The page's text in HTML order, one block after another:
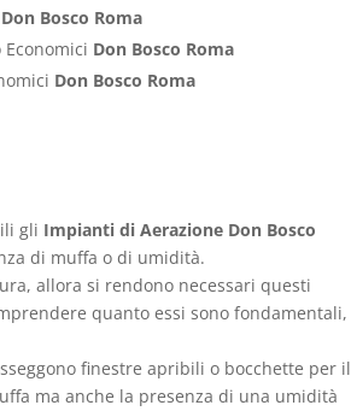
Don Bosco Roma
Don Bosco Roma
Don Bosco Roma
gli Impianti di Aerazione Don Bosco
di muffa o di umidità.
allora si rendono necessari questi
quanto essi sono fondamentali,
finestre apribili o bocchette per il
ma anche la presenza di una umidità